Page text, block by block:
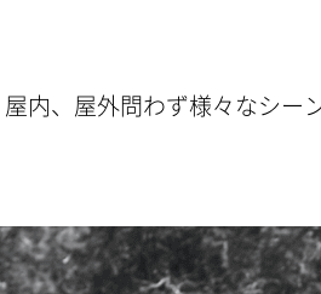
屋内、屋外問わず様々なシー